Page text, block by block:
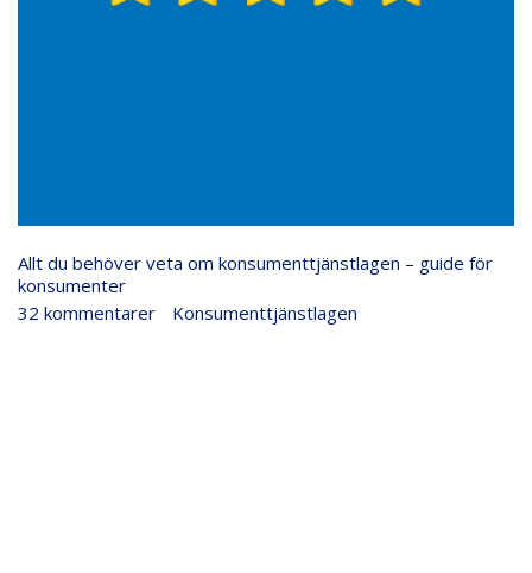
Allt du behöver veta om konsumenttjänstlagen – guide för
konsumenter
32 kommentarer
Konsumenttjänstlagen